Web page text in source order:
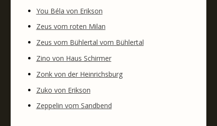
You Béla von Erikson
Zeus vom roten Milan
Zeus vom Bühlertal vom Bühlertal
Zino von Haus Schirmer
Zonk von der Heinrichsburg
Zuko von Erikson
Zeppelin vom Sandbend